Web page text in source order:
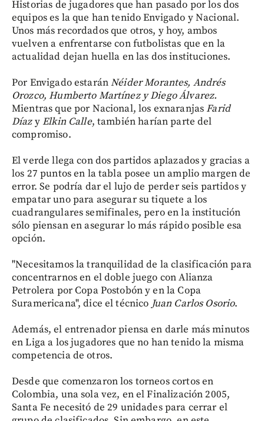
Historias de jugadores que han pasado por los dos
equipos es la que han tenido Envigado y Nacional.
Unos más recordados que otros, y hoy, ambos
vuelven a enfrentarse con futbolistas que en la
actualidad dejan huella en las dos instituciones.
Por Envigado estaránNéider Morantes, Andrés
Orozco, Humberto Martínez y Diego Álvarez.
Mientras que por Nacional, los exnaranjasFarid
DíazyElkin Calle, también harían parte del
compromiso.
El verde llega con dos partidos aplazados y gracias a
los 27 puntos en la tabla posee un amplio margen de
error. Se podría dar el lujo de perder seis partidos y
empatar uno para asegurar su tiquete a los
cuadrangulares semifinales, pero en la institución
sólo piensan en asegurar lo más rápido posible esa
opción.
"Necesitamos la tranquilidad de la clasificación para
concentrarnos en el doble juego con Alianza
Petrolera por Copa Postobón y en la Copa
Suramericana", dice el técnico Juan Carlos Osorio.
Además, el entrenador piensa en darle más minutos
en Liga a los jugadores que no han tenido la misma
competencia de otros.
Desde que comenzaron los torneos cortos en
Colombia, una sola vez, en el Finalización 2005,
Santa Fe necesitó de 29 unidades para cerrar el